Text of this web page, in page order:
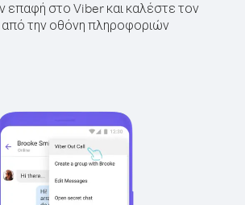
επαφή στο Viber και καλέστε τον
από την οθόνη πληροφοριών